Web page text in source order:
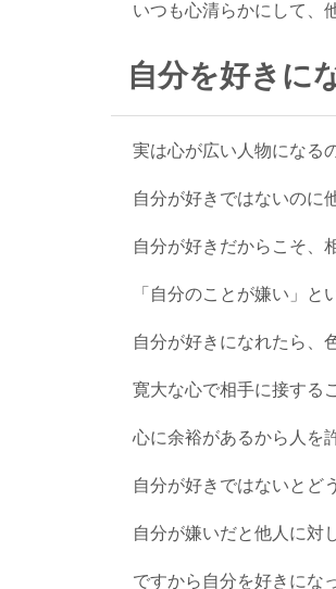
いつも心清らかにして、
自分を好きに
実は心が広い人物になる
自分が好きではないのに
自分が好きだからこそ、
「自分のことが嫌い」と
自分が好きになれたら、
寛大な心で相手に接する
心に余裕があるから人を
自分が好きではないとど
自分が嫌いだと他人に対
ですから自分を好きにな